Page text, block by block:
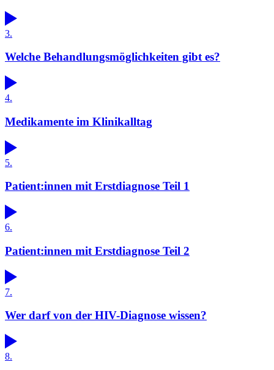
3.
Welche Behandlungsmöglichkeiten gibt es?
4.
Medikamente im Klinikalltag
5.
Patient:innen mit Erstdiagnose Teil 1
6.
Patient:innen mit Erstdiagnose Teil 2
7.
Wer darf von der HIV-Diagnose wissen?
8.